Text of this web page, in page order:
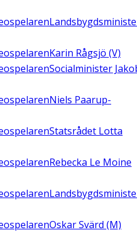
Karin Rågsjö (V)
Socialminister
Niels Paarup-
Statsrådet Lotta
Rebecka Le Moine
Oskar Svärd (M)